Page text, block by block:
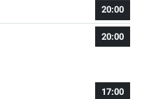
20:00
20:00
17:00